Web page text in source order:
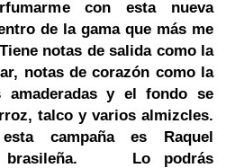
con esta nueva
de la gama que más me
notas de salida como la
notas de corazón como la
y el fondo se
talco y varios almizcles.
campaña es Raquel
brasileña. Lo podrás